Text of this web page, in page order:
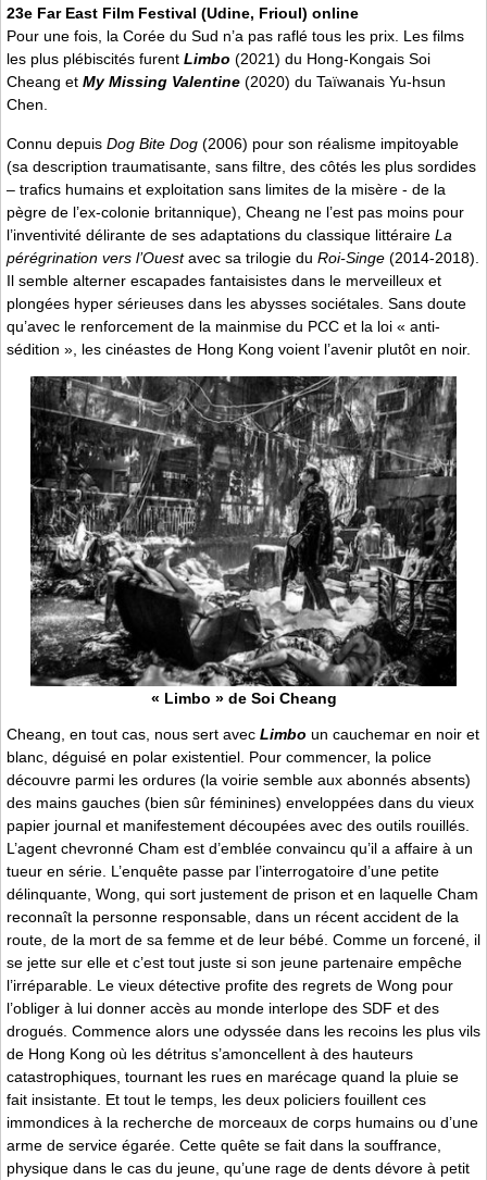
23e Far East Film Festival (Udine, Frioul) online
Pour une fois, la Corée du Sud n’a pas raflé tous les prix. Les films
les plus plébiscités furent Limbo (2021) du Hong-Kongais Soi
Cheang et My Missing Valentine (2020) du Taïwanais Yu-hsun
Chen.
Connu depuis Dog Bite Dog (2006) pour son réalisme impitoyable
(sa description traumatisante, sans filtre, des côtés les plus sordides
– trafics humains et exploitation sans limites de la misère - de la
pègre de l’ex-colonie britannique), Cheang ne l’est pas moins pour
l’inventivité délirante de ses adaptations du classique littéraire La
pérégrination vers l’Ouestavec sa trilogie du Roi-Singe (2014-2018).
Il semble alterner escapades fantaisistes dans le merveilleux et
plongées hyper sérieuses dans les abysses sociétales. Sans doute
qu’avec le renforcement de la mainmise du PCC et la loi « anti-
sédition », les cinéastes de Hong Kong voient l’avenir plutôt en noir.
« Limbo » de Soi Cheang
Cheang, en tout cas, nous sert avec Limbo un cauchemar en noir et
blanc, déguisé en polar existentiel. Pour commencer, la police
découvre parmi les ordures (la voirie semble aux abonnés absents)
des mains gauches (bien sûr féminines) enveloppées dans du vieux
papier journal et manifestement découpées avec des outils rouillés.
L’agent chevronné Cham est d’emblée convaincu qu’il a affaire à un
tueur en série. L’enquête passe par l’interrogatoire d’une petite
délinquante, Wong, qui sort justement de prison et en laquelle Cham
reconnaît la personne responsable, dans un récent accident de la
route, de la mort de sa femme et de leur bébé. Comme un forcené, il
se jette sur elle et c’est tout juste si son jeune partenaire empêche
l’irréparable. Le vieux détective profite des regrets de Wong pour
l’obliger à lui donner accès au monde interlope des SDF et des
drogués. Commence alors une odyssée dans les recoins les plus vils
de Hong Kong où les détritus s’amoncellent à des hauteurs
catastrophiques, tournant les rues en marécage quand la pluie se
fait insistante. Et tout le temps, les deux policiers fouillent ces
immondices à la recherche de morceaux de corps humains ou d’une
arme de service égarée. Cette quête se fait dans la souffrance,
physique dans le cas du jeune, qu’une rage de dents dévore à petit